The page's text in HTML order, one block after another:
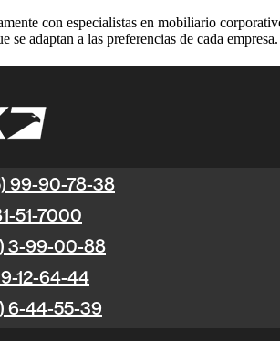
con especialistas en mobiliario
se adaptan a las preferencias de cada empresa.
99-90-78-38
51-7000
3-99-00-88
9-12-64-44
6-44-55-39